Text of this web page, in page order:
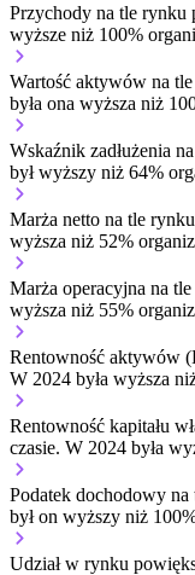
Przychody na tle rynku
wyższe niż 100%
Wartość aktywów na
była ona wyższa niż
Wskaźnik zadłużenia
był wyższy niż 64%
Marża netto na tle rynku
wyższa niż 52%
Marża operacyjna na
wyższa niż 55%
Rentowność aktywów
W 2024 była wyższa
Rentowność kapitału
czasie. W 2024 była
Podatek dochodowy na
był on wyższy niż
Udział w rynku